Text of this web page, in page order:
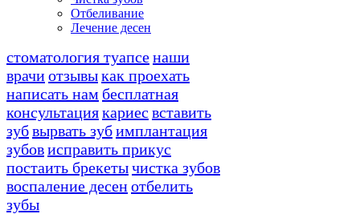
Отбеливание
Лечение десен
стоматология туапсенаши
врачиотзывыкак проехать
написать нам бесплатная
консультациякариес вставить
зубвырвать зубимплантация
зубовисправить прикус
постаить брекетычистка зубов
воспаление десенотбелить
зубы